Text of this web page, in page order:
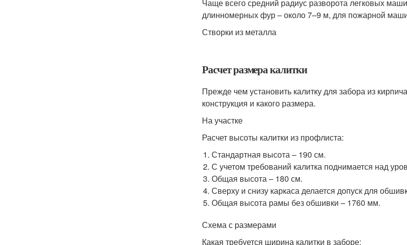
Чаще всего средний радиус разворота легковых
длинномерных фур – около 7–9 м, для пожарной
Створки из металла
Расчет размера калитки
Прежде чем установить калитку для забора из
конструкция и какого размера.
На участке
Расчет высоты калитки из профлиста:
Стандартная высота – 190 см.
С учетом требований калитка поднимается над
Общая высота – 180 см.
Сверху и снизу каркаса делается допуск для
Общая высота рамы без обшивки – 1760 мм.
Схема с размерами
Какая требуется ширина калитки в заборе: